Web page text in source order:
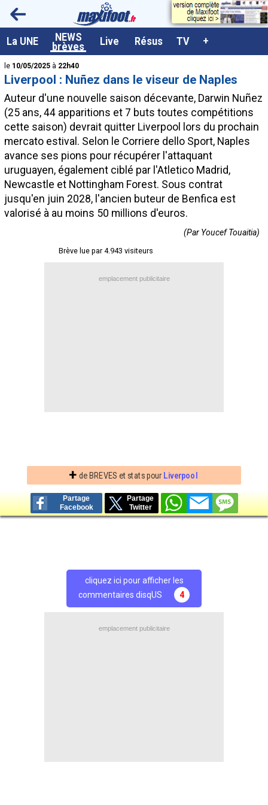
La UNE NEWS
brèves Live Résus TV +
<
le 10/05/2025 à 22h40
Liverpool : Nuñez dans le viseur de Naples
Auteur d'une nouvelle saison décevante, Darwin Nuñez
(25 ans, 44 apparitions et 7 buts toutes compétitions
cette saison) devrait quitter Liverpool lors du prochain
mercato estival. Selon le Corriere dello Sport, Naples
avance ses pions pour récupérer l'attaquant
uruguayen, également ciblé par l'Atletico Madrid,
Newcastle et Nottingham Forest. Sous contrat
jusqu'en juin 2028, l'ancien buteur de Benfica est
valorisé à au moins 50 millions d'euros.
(Par Youcef Touaitia)
Brève lue par 4.943 visiteurs
emplacement publicitaire
+ de BREVES et stats pour Liverpool
Partage
Facebook
Partage
Twitter
cliquez ici pour afficher les
commentaires disqUS
4
emplacement publicitaire
A la UNE
Dernières brèves
Live / Matchs en direct
Résultats et Classements
Class. buteurs européens
Programme TV foot
Vidéos
Sondages
Tableau transferts L1
Contact / Signaler un bug